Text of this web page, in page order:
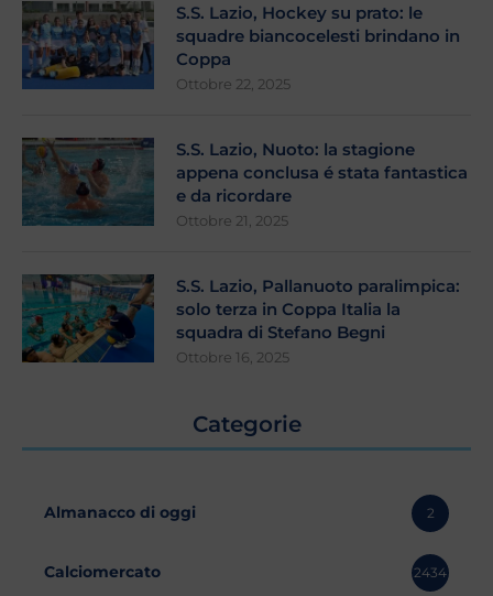
S.S. Lazio, Hockey su prato: le
squadre biancocelesti brindano in
Coppa
Ottobre 22, 2025
S.S. Lazio, Nuoto: la stagione
appena conclusa é stata fantastica
e da ricordare
Ottobre 21, 2025
S.S. Lazio, Pallanuoto paralimpica:
solo terza in Coppa Italia la
squadra di Stefano Begni
Ottobre 16, 2025
Categorie
Almanacco di oggi 2
Calciomercato 2434